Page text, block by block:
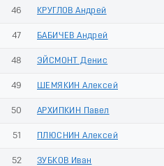
46 КРУГЛОВ Андрей
47 БАБИЧЕВ Андрей
48 ЭЙСМОНТ Денис
49 ШЕМЯКИН Алексей
50 АРХИПКИН Павел
51 ПЛЮСНИН Алексей
52 ЗУБКОВ Иван